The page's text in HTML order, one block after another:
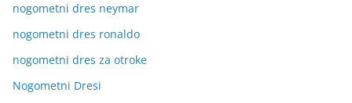
nogometni dres neymar
nogometni dres ronaldo
nogometni dres za otroke
Nogometni Dresi